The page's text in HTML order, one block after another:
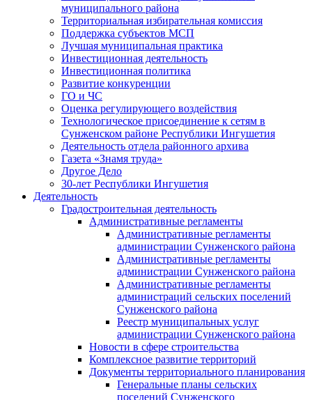
муниципального района
Территориальная избирательная комиссия
Поддержка субъектов МСП
Лучшая муниципальная практика
Инвестиционная деятельность
Инвестиционная политика
Развитие конкуренции
ГО и ЧС
Оценка регулирующего воздействия
Технологическое присоединение к сетям в
Сунженском районе Республики Ингушетия
Деятельность отдела районного архива
Газета «Знамя труда»
Другое Дело
30-лет Республики Ингушетия
Деятельность
Градостроительная деятельность
Административные регламенты
Административные регламенты
администрации Сунженского района
Административные регламенты
администрации Сунженского района
Административные регламенты
администраций сельских поселений
Сунженского района
Реестр муниципальных услуг
администрации Сунженского района
Новости в сфере строительства
Комплексное развитие территорий
Документы территориального планирования
Генеральные планы сельских
поселений Сунженского